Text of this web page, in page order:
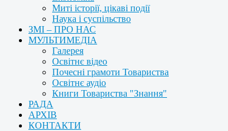
Миті історії, цікаві події
Наука і суспільство
ЗМІ – ПРО НАС
МУЛЬТИМЕДІА
Галерея
Освітнє відео
Почесні грамоти Товариства
Освітнє аудіо
Книги Товариства "Знання"
РАДА
АРХІВ
КОНТАКТИ